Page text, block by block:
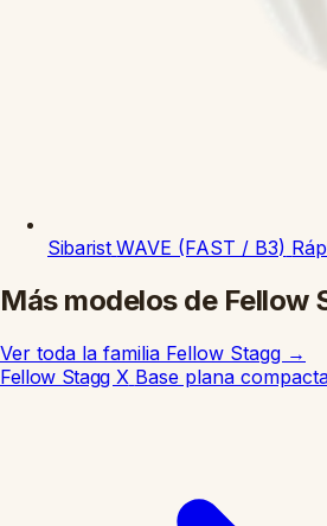
Sibarist WAVE (FAST / B3)
Más modelos de Fellow
Ver toda la familia Fellow Stagg →
Fellow Stagg X Base plana